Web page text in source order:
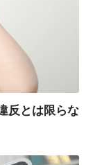
反とは限らな